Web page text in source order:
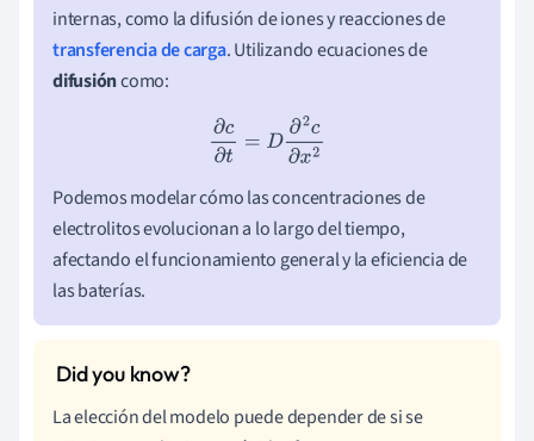
internas, como la difusión de iones y reacciones de
transferencia de carga. Utilizando ecuaciones de
difusióncomo:
∂c∂ t=D ∂2 c∂x2
Podemos modelar cómo las concentraciones de
electrolitos evolucionan a lo largo del tiempo,
afectando el funcionamiento general y la eficiencia de
las baterías.
La elección del modelo puede depender de si se